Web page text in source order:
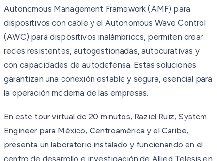
Autonomous Management Framework (AMF) para
dispositivos con cable y el Autonomous Wave Control
(AWC) para dispositivos inalámbricos, permiten crear
redes resistentes, autogestionadas, autocurativas y
con capacidades de autodefensa. Estas soluciones
garantizan una conexión estable y segura, esencial para
la operación moderna de las empresas.
En este tour virtual de 20 minutos, Raziel Ruiz, System
Engineer para México, Centroamérica y el Caribe,
presenta un laboratorio instalado y funcionando en el
centro de desarrollo e investigación de Allied Telesis en